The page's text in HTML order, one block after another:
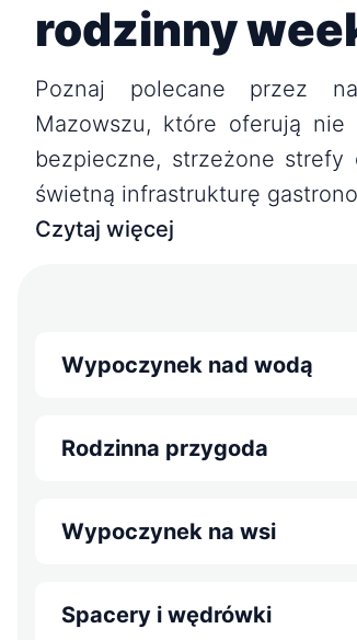
rodzinny
Poznaj polecane przez
Mazowszu, które oferują
bezpieczne, strzeżone strefy
świetną infrastrukturę
Czytaj więcej
Wypoczynek nad wodą
Rodzinna przygoda
Wypoczynek na wsi
Spacery i wędrówki